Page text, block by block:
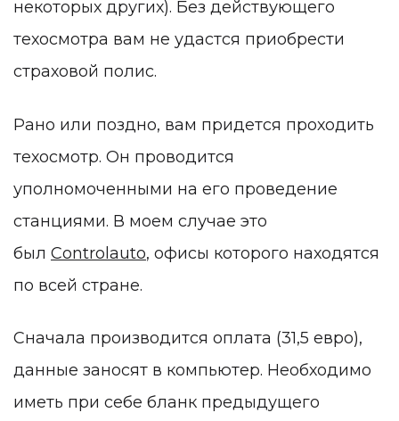
некоторых других). Без действующего
техосмотра вам не удастся приобрести
страховой полис.
Рано или поздно, вам придется проходить
техосмотр. Он проводится
уполномоченными на его проведение
станциями. В моем случае это
был Controlauto, офисы которого находятся
по всей стране.
Сначала производится оплата (31,5 евро),
данные заносят в компьютер. Необходимо
иметь при себе бланк предыдущего